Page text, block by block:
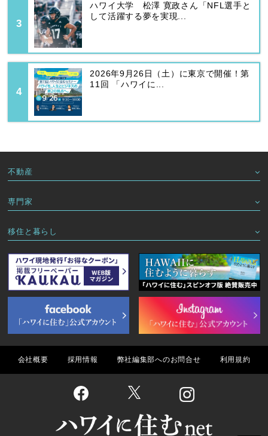
ハワイ大学 松澤 寛政さん「NFL選手と
して活躍する夢を実現...
2026年9月26日（土）に東京で開催！第
11回 「ハワイに...
不動産
専門家
移住と暮らし
会社概要 採用情報 弊社編集部へのお問合せ 利用規約